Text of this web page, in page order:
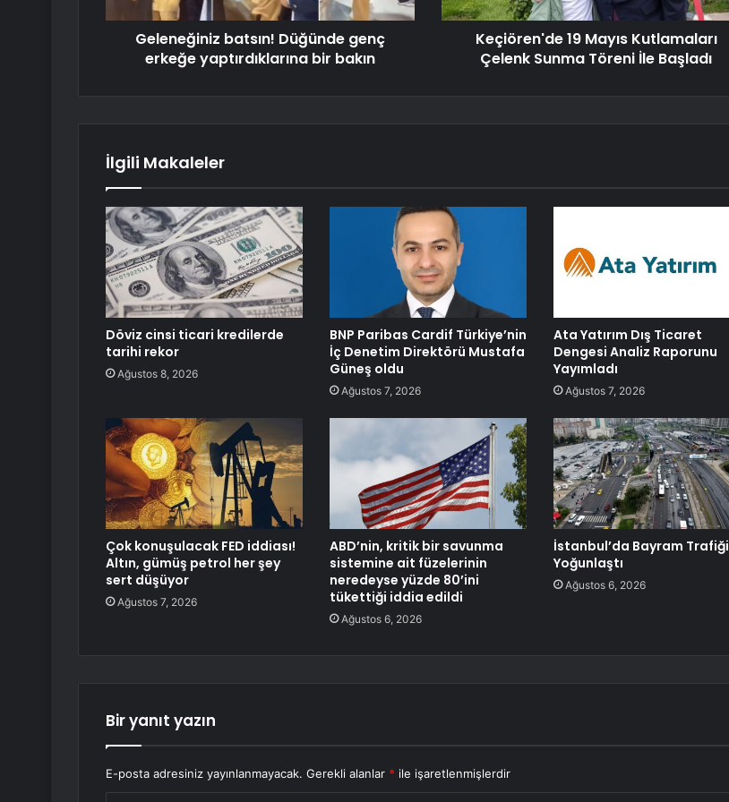
Geleneğiniz batsın! Düğünde genç
erkeğe yaptırdıklarına bir bakın
Keçiören'de 19 Mayıs Kutlamaları
Çelenk Sunma Töreni İle Başladı
İlgili Makaleler
Döviz cinsi ticari kredilerde
tarihi rekor
Ağustos 8, 2026
BNP Paribas Cardif Türkiye’nin
İç Denetim Direktörü Mustafa
Güneş oldu
Ağustos 7, 2026
Ata Yatırım Dış Ticaret
Dengesi Analiz Raporunu
Yayımladı
Ağustos 7, 2026
Çok konuşulacak FED iddiası!
Altın, gümüş petrol her şey
sert düşüyor
Ağustos 7, 2026
ABD’nin, kritik bir savunma
sistemine ait füzelerinin
neredeyse yüzde 80’ini
tükettiği iddia edildi
Ağustos 6, 2026
İstanbul’da Bayram Trafiği
Yoğunlaştı
Ağustos 6, 2026
Bir yanıt yazın
E-posta adresiniz yayınlanmayacak. Gerekli alanlar * ile işaretlenmişlerdir